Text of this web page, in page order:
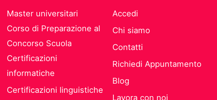
Master universitari
Corso di Preparazione al
Concorso Scuola
Certificazioni
informatiche
Certificazioni linguistiche
Accedi
Chi siamo
Contatti
Richiedi Appuntamento
Blog
Lavora con noi